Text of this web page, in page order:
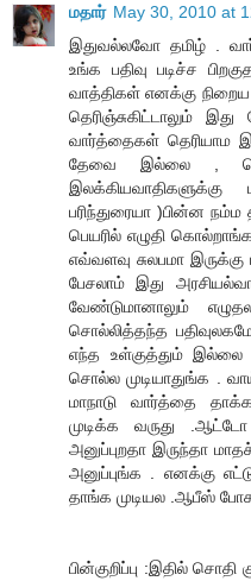
மதார் May 30, 2010 at
இதுவல்லவோ தமிழ் .
உங்க பதிவு படிச்ச
வாத்திகள் எனக்கு நிறைய
தெரிஞ்சுகிட்டாலும்
வார்த்தைகள் தெரியாம
தேவை இல்லை ,
பரிந்துரையா )பின்ன நம்ம
பெயரில் எழுதி
எவ்வளவு சுலபமா
பேசலாம் இது
வேண்டுமானாலும்
சொல்லித்தந்த
எந்த உள்குத்தும் இல்லை
சொல்ல முடியாதுங்க .
மாநாடு வார்த்தை
முடிக்க வருது
அனுப்புறதா இருந்தா
அனுப்புங்க . எனக்கு
தாங்க முடியல .ஆபீஸ்
பின்குறிப்பு :இதில் சொதி